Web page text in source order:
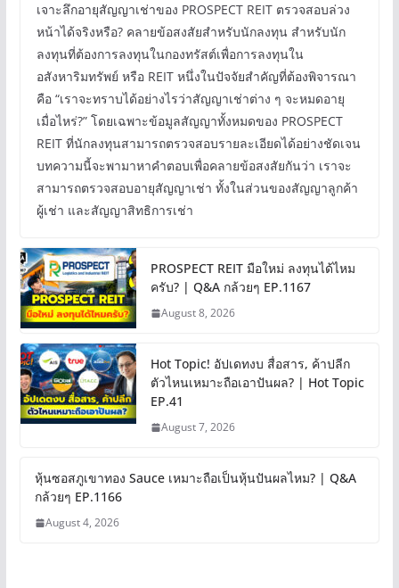
เจาะลึกอายุสัญญาเช่าของ PROSPECT REIT ตรวจสอบล่วง
หน้าได้จริงหรือ? คลายข้อสงสัยสำหรับนักลงทุน สำหรับนัก
ลงทุนที่ต้องการลงทุนในกองทรัสต์เพื่อการลงทุนใน
อสังหาริมทรัพย์ หรือ REIT หนึ่งในปัจจัยสำคัญที่ต้องพิจารณา
คือ “เราจะทราบได้อย่างไรว่าสัญญาเช่าต่าง ๆ จะหมดอายุ
เมื่อไหร่?” โดยเฉพาะข้อมูลสัญญาทั้งหมดของ PROSPECT
REIT ที่นักลงทุนสามารถตรวจสอบรายละเอียดได้อย่างชัดเจน
บทความนี้จะพามาหาคำตอบเพื่อคลายข้อสงสัยกันว่า เราจะ
สามารถตรวจสอบอายุสัญญาเช่า ทั้งในส่วนของสัญญาลูกค้า
ผู้เช่า และสัญญาสิทธิการเช่า
PROSPECT REIT มือใหม่ ลงทุนได้ไหม
ครับ? | Q&A กล้วยๆ EP.1167
August 8, 2026
Hot Topic! อัปเดทงบ สื่อสาร, ค้าปลีก
ตัวไหนเหมาะถือเอาปันผล? | Hot Topic
EP.41
August 7, 2026
หุ้นซอสภูเขาทอง Sauce เหมาะถือเป็นหุ้นปันผลไหม? | Q&A
กล้วยๆ EP.1166
August 4, 2026